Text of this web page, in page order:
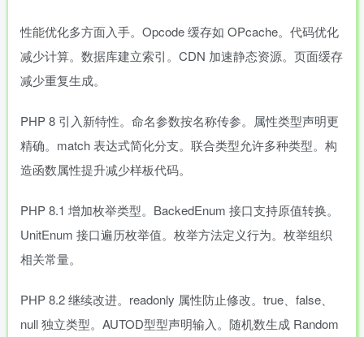
性能优化多方面入手。Opcode 缓存如 OPcache。代码优化
减少计算。数据库建立索引。CDN 加速静态资源。页面缓存
减少重复生成。
PHP 8 引入新特性。命名参数按名称传参。属性类型声明更
精确。match 表达式简化分支。联合类型允许多种类型。构
造函数属性提升减少样板代码。
PHP 8.1 增加枚举类型。BackedEnum 接口支持原值转换。
UnitEnum 接口遍历枚举值。枚举方法定义行为。枚举组织
相关常量。
PHP 8.2 继续改进。readonly 属性防止修改。true、false、
null 独立类型。AUTOD型型声明输入。随机数生成 Random